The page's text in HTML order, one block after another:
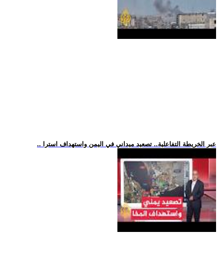
.. عبر الخريطة التفاعلية.. تصعيد ميداني في اليمن واستهداف استرا